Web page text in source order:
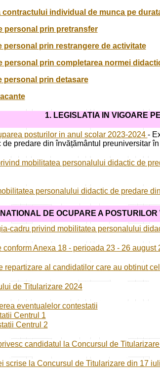
contractului individual de munca pe
personal prin pretransfer
personal prin restrangere de activitate
personal prin completarea normei
personal prin detasare
1. LEGISLATIA IN VIGOARE
posturilor in anul scolar 2023-2024 -
predare din învățământul preuniversitar
mobilitatea personalului didactic de
personalului didactic de predare
DE OCUPARE A
cadru privind mobilitatea personalului
conform Anexa 18 - perioada 23 - 26 august
repartizare al candidatilor care au obtinut
de Titularizare 2024
eventualelor contestatii
Centrul 1
Centrul 2
candidatul la Concursul de
scrise la Concursul de Titularizare din 17